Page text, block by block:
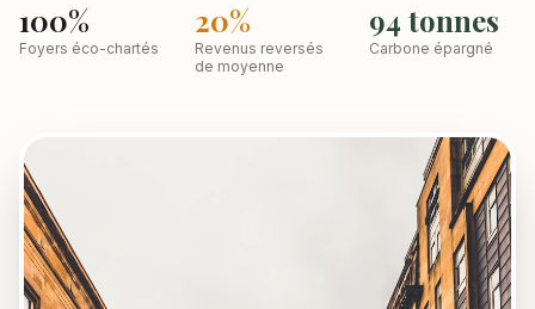
100%
Foyers éco-chartés
20%
Revenus reversés
de moyenne
94 tonnes
Carbone épargné